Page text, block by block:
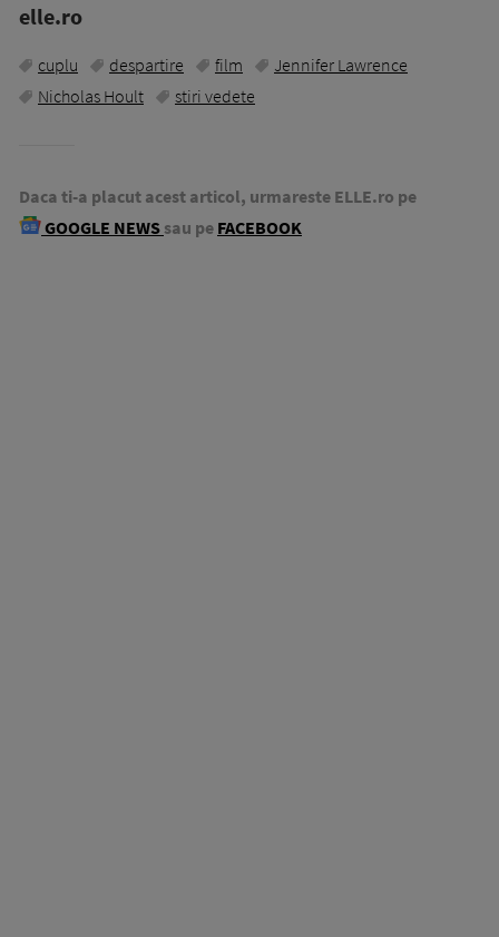
elle.ro
cuplu despartire film
Jennifer Lawrence
Nicholas Hoult
stiri vedete
Daca ti-a placut acest articol, urmareste ELLE.ro pe
GOOGLE NEWS sau pe FACEBOOK